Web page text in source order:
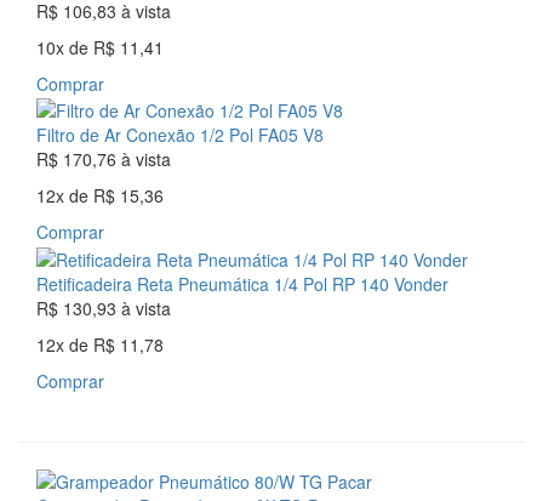
R$ 106,83 à vista
10x de R$ 11,41
Comprar
Filtro de Ar Conexão 1/2 Pol FA05 V8
R$ 170,76 à vista
12x de R$ 15,36
Comprar
Retificadeira Reta Pneumática 1/4 Pol RP 140 Vonder
R$ 130,93 à vista
12x de R$ 11,78
Comprar